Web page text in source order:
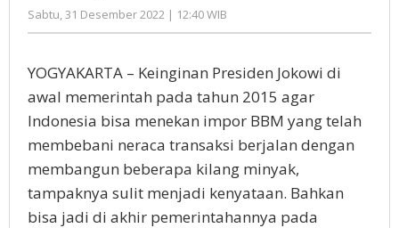
Sabtu, 31 Desember 2022 | 12:40 WIB
Administrator
YOGYAKARTA – Keinginan Presiden Jokowi di
awal memerintah pada tahun 2015 agar
Indonesia bisa menekan impor BBM yang telah
membebani neraca transaksi berjalan dengan
membangun beberapa kilang minyak,
tampaknya sulit menjadi kenyataan. Bahkan
bisa jadi di akhir pemerintahannya pada